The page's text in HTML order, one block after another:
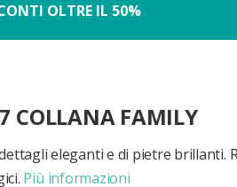
OLTRE IL 50%
COLLANA FAMILY
eleganti e di pietre brillanti.
Più informazioni